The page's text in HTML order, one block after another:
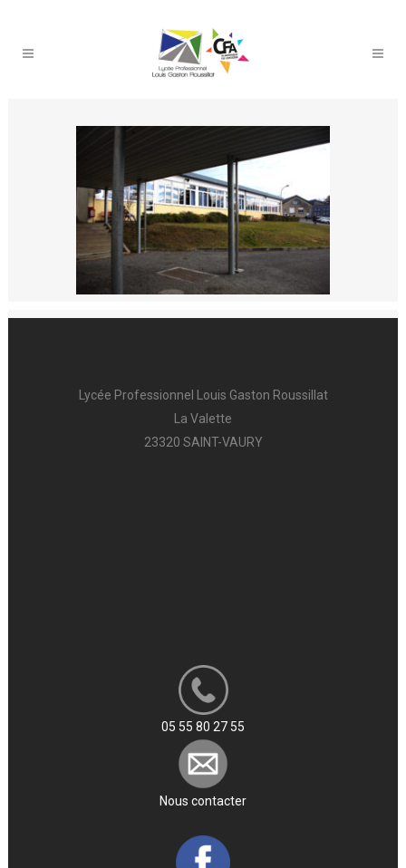
Lycée Professionnel Louis Gaston Roussillat
La Valette
23320 SAINT-VAURY
05 55 80 27 55
Nous contacter